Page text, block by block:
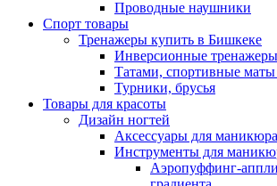
Проводные наушники
Спорт товары
Тренажеры купить в Бишкеке
Инверсионные тренажеры
Татами, спортивные
Турники, брусья
Товары для красоты
Дизайн ногтей
Аксессуары для маникюра
Инструменты для
Аэропуффинг-